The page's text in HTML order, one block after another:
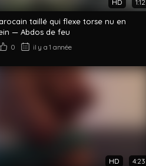
HD 1:12
taillé qui flexe torse nu en
— Abdos de feu
0 il y a 1 année
HD 4:23